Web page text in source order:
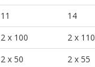
11 14
2 x 100 2 x 110
2 x 50 2 x 55